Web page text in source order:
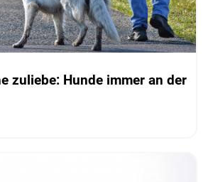
zuliebe: Hunde immer an der